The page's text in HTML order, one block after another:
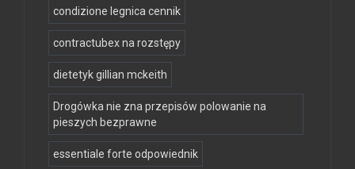
condizione legnica cennik
contractubex na rozstępy
dietetyk gillian mckeith
Drogówka nie zna przepisów polowanie na
pieszych bezprawne
essentiale forte odpowiednik